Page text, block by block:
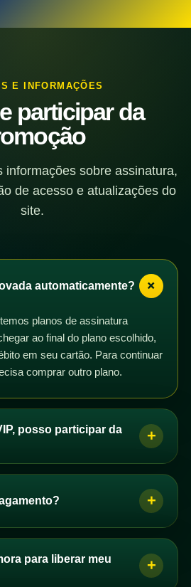
E INFORMAÇÕES
participar da
informações sobre assinatura,
de acesso e atualizações do
site.
automaticamente? +
planos de assinatura
ao final do plano escolhido,
em seu cartão. Para continuar
comprar outro plano.
posso participar da
+
VIP com plano mensal,
um dos planos de acesso e
do pagamento.
planos quiser. Se perceber
+
pagar por PIX, boleto ou
não é brasileiro, pode
crédito.
para liberar meu
+